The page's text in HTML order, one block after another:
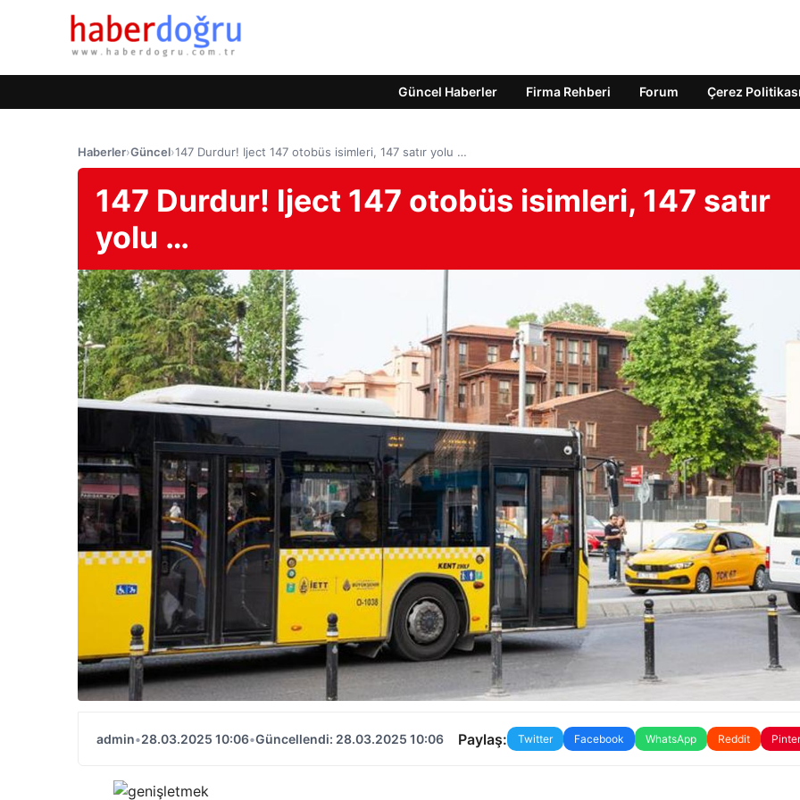
Güncel Haberler Firma Rehberi Forum Çerez Politikası
Haberler›Güncel›147 Durdur! Iject 147 otobüs isimleri, 147 satır yolu …
147 Durdur! Iject 147 otobüs isimleri, 147 satır
yolu …
admin•28.03.2025 10:06•Güncellendi: 28.03.2025 10:06 Paylaş: Twitter Facebook WhatsApp Reddit